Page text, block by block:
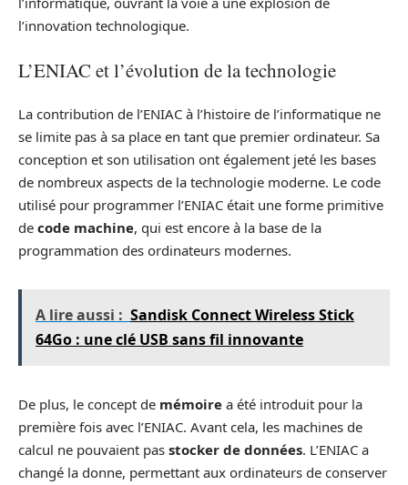
l’innovation technologique.
L’ENIAC et l’évolution de la technologie
La contribution de l’ENIAC à l’histoire de l’informatique ne
se limite pas à sa place en tant que premier ordinateur. Sa
conception et son utilisation ont également jeté les bases
de nombreux aspects de la technologie moderne. Le code
utilisé pour programmer l’ENIAC était une forme primitive
de code machine, qui est encore à la base de la
programmation des ordinateurs modernes.
A lire aussi : Sandisk Connect Wireless Stick
64Go : une clé USB sans fil innovante
De plus, le concept de mémoire a été introduit pour la
première fois avec l’ENIAC. Avant cela, les machines de
calcul ne pouvaient pas stocker de données. L’ENIAC a
changé la donne, permettant aux ordinateurs de conserver